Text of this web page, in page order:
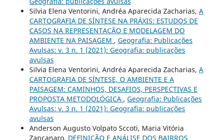
Silvia Elena Ventorini, Andréa Aparecida Zacharias, A
CARTOGRAFIA DE SÍNTESE NA PRÁXIS: ESTUDOS DE
CASOS NA REPRESENTAÇÃO E MODELAGEM DO
AMBIENTE NA PAISAGEM , Geografia: Publicações
Avulsas: v. 3 n. 1 (2021): Geografia: publicações
avulsas
Silvia Elena Ventorini, Andréa Aparecida Zacharias, A
CARTOGRAFIA DE SÍNTESE, O AMBIENTE E A
PAISAGEM: CAMINHOS, DESAFIOS, PERSPECTIVAS E
PROPOSTA METODOLÓGICA , Geografia: Publicações
Avulsas: v. 3 n. 1 (2021): Geografia: publicações
avulsas
Anderson Augusto Volpato Sccoti, Maria Vitória
Zancanaro, DEFINIÇÃO E ANÁLISE DOS BAIRROS